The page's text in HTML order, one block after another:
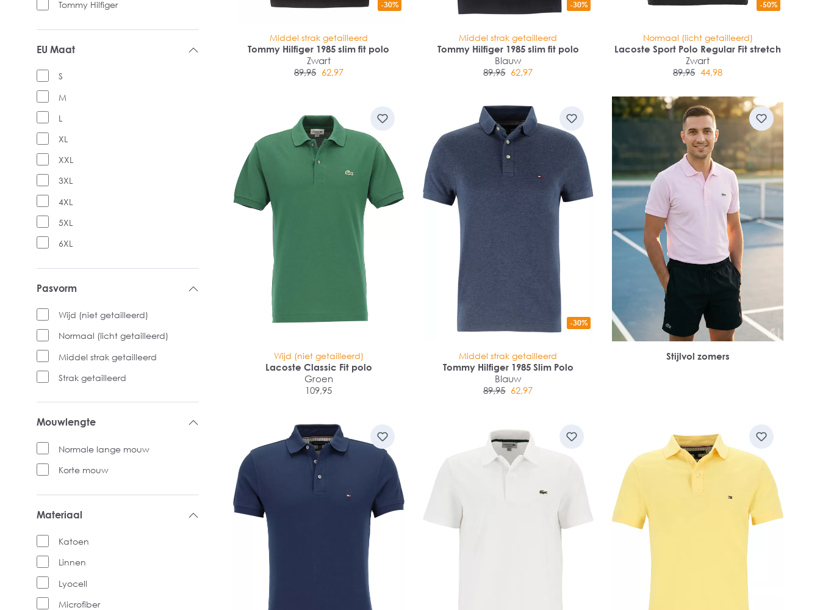
Tommy Hilfiger
EU Maat
S
M
L
XL
XXL
3XL
4XL
5XL
6XL
Pasvorm
Wijd (niet getailleerd)
Normaal (licht getailleerd)
Middel strak getailleerd
Strak getailleerd
Mouwlengte
Normale lange mouw
Korte mouw
Materiaal
Katoen
Linnen
Lyocell
Microfiber
-30%
Middel strak getailleerd
Tommy Hilfiger 1985 slim fit polo
Zwart
89,95 62,97
-30%
Middel strak getailleerd
Tommy Hilfiger 1985 slim fit polo
Blauw
89,95 62,97
-50%
Normaal (licht getailleerd)
Lacoste Sport Polo Regular Fit stretch
Zwart
89,95 44,98
Wijd (niet getailleerd)
Lacoste Classic Fit polo
Groen
109,95
-30%
Middel strak getailleerd
Tommy Hilfiger 1985 Slim Polo
Blauw
89,95 62,97
Stijlvol zomers